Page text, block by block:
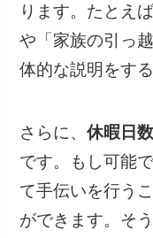
ります。たとえ
や「家族の引っ
体的な説明をす
さらに、休暇日
です。もし可能
て手伝いを行う
ができます。そ